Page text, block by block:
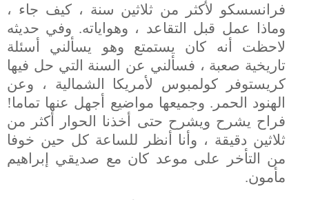
فرانسسكو لأكثر من ثلاثين سنة ، كيف جاء ،
وماذا عمل قبل التقاعد ، وهواياته. وفي حديثه
لاحظت أنه كان يستمتع وهو يسألني أسئلة
تاريخية صعبة ، فسألني عن السنة التي حل فيها
كريستوفر كولمبوس لأمريكا الشمالية ، وعن
الهنود الحمر. وجميعها مواضيع أجهل عنها تماما!
فراح يشرح ويشرح حتى أخذنا الحوار أكثر من
ثلاثين دقيقة ، وأنا أنظر للساعة كل حين خوفا
من التأخر على موعد كان مع صديقي إبراهيم
مأمون.